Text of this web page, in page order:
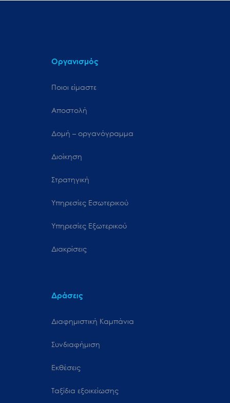
Οργανισμός
Ποιοι είμαστε
Αποστολή
Δομή – οργανόγραμμα
Διοίκηση
Στρατηγική
Υπηρεσίες Εσωτερικού
Υπηρεσίες Εξωτερικού
Διακρίσεις
Δράσεις
Διαφημιστική Καμπάνια
Συνδιαφήμιση
Εκθέσεις
Ταξίδια εξοικείωσης